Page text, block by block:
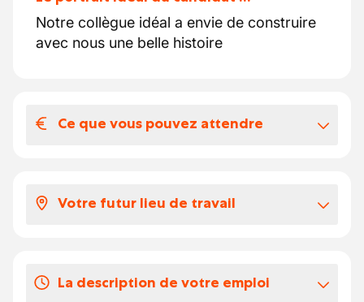
Notre collègue idéal a envie de construire
avec nous une belle histoire
Ce que vous pouvez attendre
En fonction de votre expérience, votre
Vos congés
Votre futur lieu de travail
de la famille
La description de votre emploi